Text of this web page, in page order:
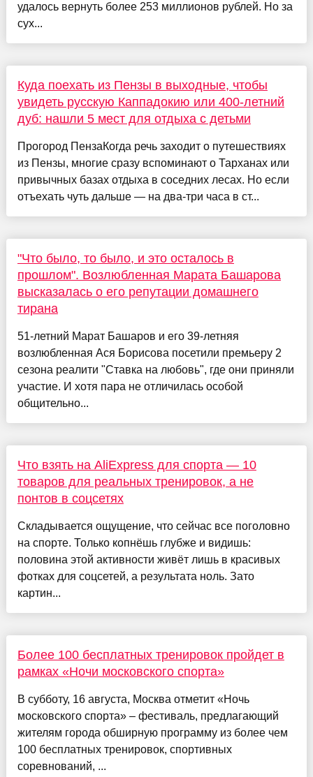
удалось вернуть более 253 миллионов рублей. Но за
сух...
Куда поехать из Пензы в выходные, чтобы
увидеть русскую Каппадокию или 400-летний
дуб: нашли 5 мест для отдыха с детьми
Прогород ПензаКогда речь заходит о путешествиях
из Пензы, многие сразу вспоминают о Тарханах или
привычных базах отдыха в соседних лесах. Но если
отъехать чуть дальше — на два-три часа в ст...
"Что было, то было, и это осталось в
прошлом". Возлюбленная Марата Башарова
высказалась о его репутации домашнего
тирана
51-летний Марат Башаров и его 39-летняя
возлюбленная Ася Борисова посетили премьеру 2
сезона реалити "Ставка на любовь", где они приняли
участие. И хотя пара не отличилась особой
общительно...
Что взять на AliExpress для спорта — 10
товаров для реальных тренировок, а не
понтов в соцсетях
Складывается ощущение, что сейчас все поголовно
на спорте. Только копнёшь глубже и видишь:
половина этой активности живёт лишь в красивых
фотках для соцсетей, а результата ноль. Зато
картин...
Более 100 бесплатных тренировок пройдет в
рамках «Ночи московского спорта»
В субботу, 16 августа, Москва отметит «Ночь
московского спорта» – фестиваль, предлагающий
жителям города обширную программу из более чем
100 бесплатных тренировок, спортивных
соревнований, ...